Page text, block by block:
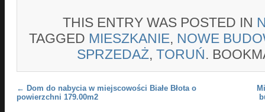
THIS ENTRY WAS POSTED IN
TAGGED MIESZKANIE, NOWE
SPRZEDAŻ, TORUŃ.
Post navigation
← Dom do nabycia w miejscowości Białe Błota o
powierzchni 179.00m2